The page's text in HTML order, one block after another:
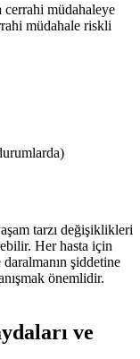
cerrahi müdahaleye
müdahale riskli
tarzı değişiklikleri
Her hasta için
şiddetine
önemlidir.
ve